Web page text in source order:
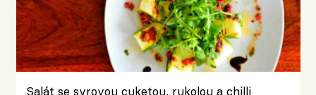
Salát se syrovou cuketou, rukolou a chilli